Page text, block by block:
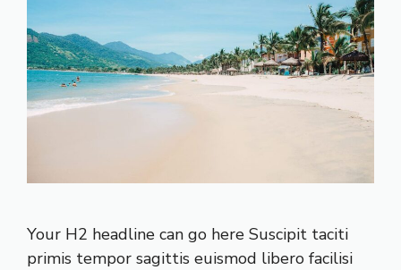
Your H2 headline can go here Suscipit taciti
primis tempor sagittis euismod libero facilisi